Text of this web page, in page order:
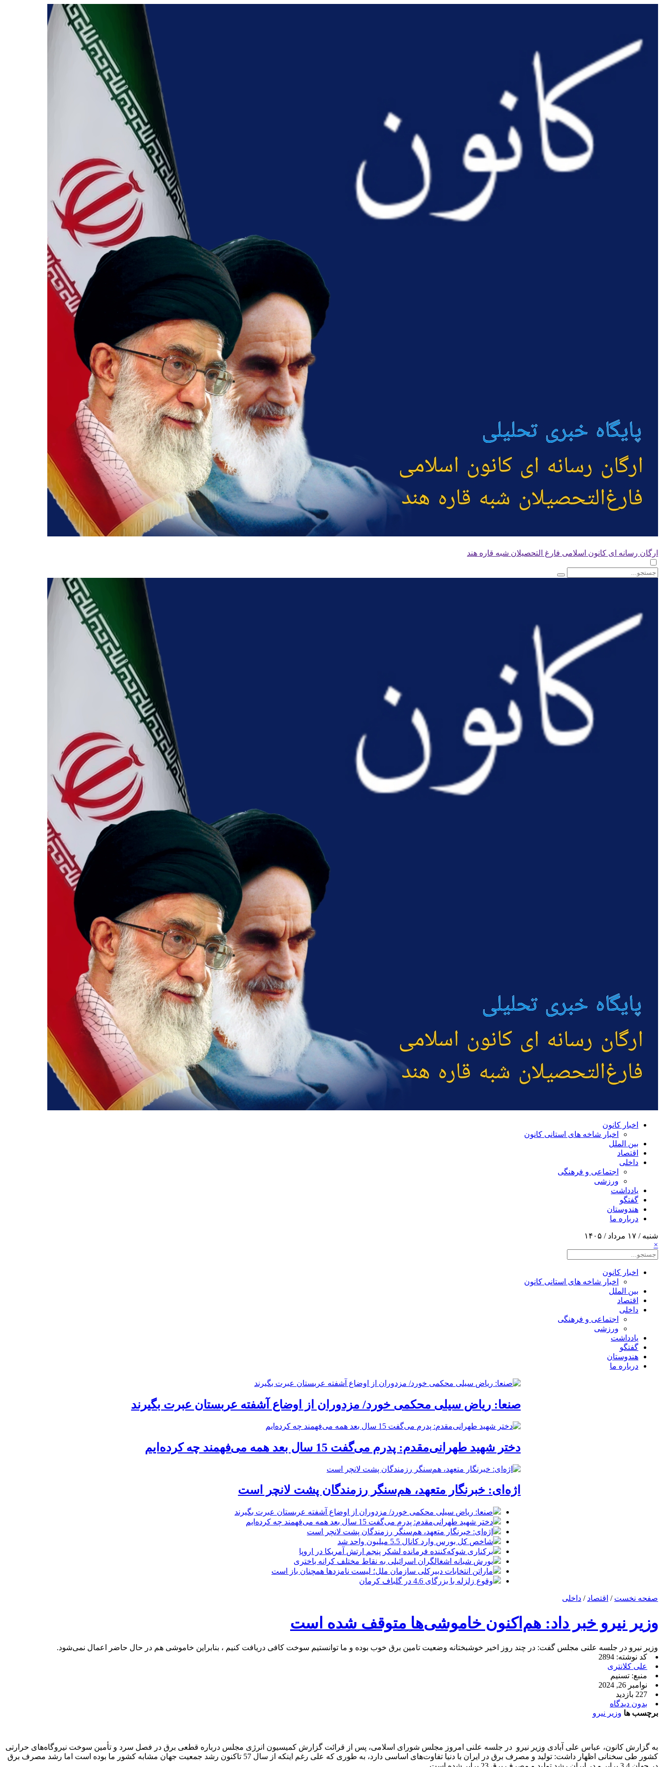
ارگان رسانه ای کانون اسلامی فارغ التحصیلان شبه قاره هند
اخبار کانون
اخبار شاخه های استانی کانون
بین الملل
اقتصاد
داخلی
اجتماعی و فرهنگی
ورزشی
یادداشت
گفتگو
هندوستان
درباره ما
شنبه / ۱۷ مرداد / ۱۴۰۵
×
اخبار کانون
اخبار شاخه های استانی کانون
بین الملل
اقتصاد
داخلی
اجتماعی و فرهنگی
ورزشی
یادداشت
گفتگو
هندوستان
درباره ما
صنعا: ریاض سیلی محکمی خورد/ مزدوران از اوضاع آشفته عربستان عبرت بگیرند
دختر شهید طهرانی‌مقدم: پدرم می‌گفت 15 سال بعد همه می‌فهمند چه کرده‌ایم
اژه‌ای: خبرنگار متعهد، هم‌سنگر رزمندگان پشت لانچر است
صنعا: ریاض سیلی محکمی خورد/ مزدوران از اوضاع آشفته عربستان عبرت بگیرند
دختر شهید طهرانی‌مقدم: پدرم می‌گفت 15 سال بعد همه می‌فهمند چه کرده‌ایم
اژه‌ای: خبرنگار متعهد، هم‌سنگر رزمندگان پشت لانچر است
شاخص کل بورس وارد کانال 5.5 میلیون واحد شد
برکناری شوکه‌کننده فرمانده لشکر پنجم ارتش آمریکا در اروپا
یورش شبانه اشغالگران اسرائیلی به نقاط مختلف کرانه باختری
ماراتن انتخابات دبیرکلی سازمان ملل؛ لیست نامزدها همچنان باز است
وقوع زلزله با بزرگای 4.6 در گلباف کرمان
صفحه نخست / اقتصاد / داخلی
وزیر نیرو خبر داد: هم‌اکنون خاموشی‌ها متوقف شده است
وزیر نیرو در جلسه علنی مجلس گفت: در چند روز اخیر خوشبختانه وضعیت تامین برق خوب بوده و ما توانستیم سوخت کافی دریافت کنیم ، بنابراین خاموشی هم در حال حاضر اعمال نمی‌شود.
کد نوشته: 2894
علی کلانتری
منبع: تسنیم
نوامبر 26, 2024
227 بازدید
بدون دیدگاه
برچسب ها وزیر نیرو
به گزارش کانون، عباس علی آبادی وزیر نیرو در جلسه علنی امروز مجلس شورای اسلامی، پس از قرائت گزارش کمیسیون انرژی مجلس درباره قطعی برق در فصل سرد و تأمین سوخت نیروگاه‌های حرارتی
کشور طی سخنانی اظهار داشت: تولید و مصرف برق در ایران با دنیا تفاوت‌های اساسی دارد، به طوری که علی رغم اینکه از سال 57 تاکنون رشد جمعیت جهان مشابه کشور ما بوده است اما رشد مصرف برق